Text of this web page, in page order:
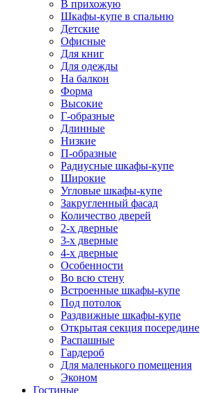
В прихожую
Шкафы-купе в спальню
Детские
Офисные
Для книг
Для одежды
На балкон
Форма
Высокие
Г-образные
Длинные
Низкие
П-образные
Радиусные шкафы-купе
Широкие
Угловые шкафы-купе
Закругленный фасад
Количество дверей
2-х дверные
3-х дверные
4-х дверные
Особенности
Во всю стену
Встроенные шкафы-купе
Под потолок
Раздвижные шкафы-купе
Открытая секция посередине
Распашные
Гардероб
Для маленького помещения
Эконом
Гостиные